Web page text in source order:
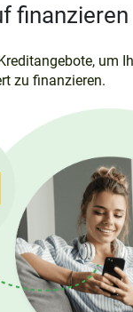
finanzieren
um
zu finanzieren.